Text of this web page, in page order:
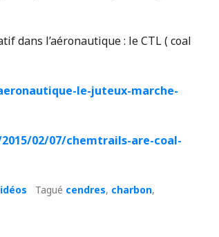
dans l’aéronautique : le CTL ( coal
le-juteux-marche-
02/07/chemtrails-are-coal-
Tagué cendres, charbon,